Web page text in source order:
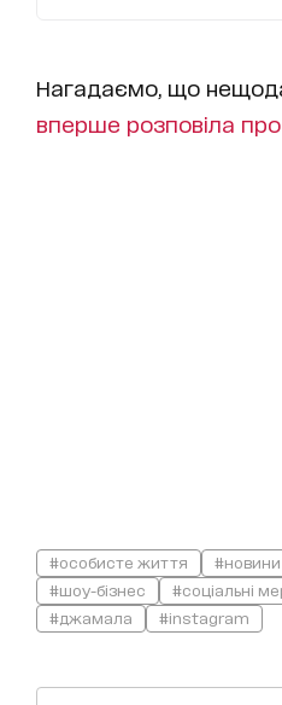
Нагадаємо, що
вперше розповіла
#особисте життя
#шоу-бізнес
#соціальні
#джамала
#instagram